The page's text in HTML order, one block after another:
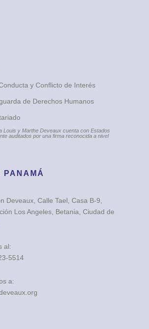
y Conflicto de Interés
de Derechos Humanos
Louis y Marthe Deveaux cuenta con Estados
auditados por una firma reconocida a nivel
PANAMÁ
Deveaux, Calle Tael, Casa B-9,
Los Angeles, Betania, Ciudad de
al:
5514
a: